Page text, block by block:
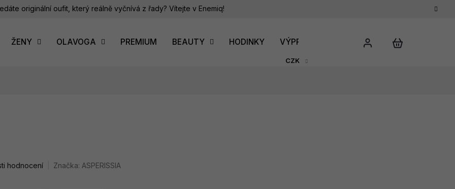
originální oufit, který reálně vyčnívá z řady? Vítejte v Enemiq!
CZK
ŽENY OLAVOGA PREMIUM BEAUTY HODINKY VÝPRODEJ DÁRKOVÝ POUKAZ
hodnocení Značka: ASPERISSIA